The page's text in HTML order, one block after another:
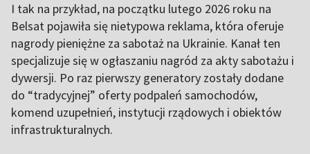
I tak na przykład, na początku lutego 2026 roku na
Belsat pojawiła się nietypowa reklama, która oferuje
nagrody pieniężne za sabotaż na Ukrainie. Kanał ten
specjalizuje się w ogłaszaniu nagród za akty sabotażu i
dywersji. Po raz pierwszy generatory zostały dodane
do “tradycyjnej” oferty podpaleń samochodów,
komend uzupełnień, instytucji rządowych i obiektów
infrastrukturalnych.